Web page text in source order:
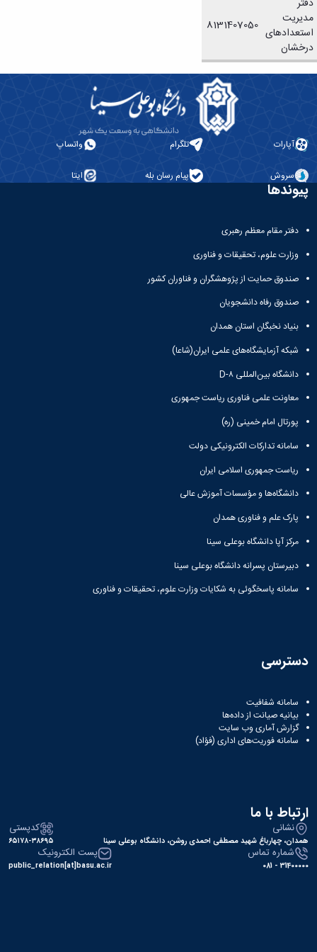
با ما
آدرس
و
نفت
علوم
معماری
دامپزشکی
دانشکده
دانشکده
علوم
اقتصادی
و
دانشکده
علوم
ورزشی
دانشکده
اقماری
فنی
و
منابع
تویسرکان
فنی
مهندسی
کبودرآهنگ
مدیریت
و
رزن
صنایع
غذایی
برنامه
های
آموزش
های
آزاد
برنامه
فارسی
زبانان
آموزش
های
مدیریت
استعدادهای
درخشان
8131407050
آپارات تلگرام واتساپ
سروش پیام رسان بله ایتا
پیوندها
دفتر مقام معظم رهبری
وزارت علوم، تحقیقات و فناوری
صندوق حمایت از پژوهشگران و فناوران کشور
صندوق رفاه دانشجویان
بنیاد نخبگان استان همدان
شبکه آزمایشگاه‌های علمی ایران(شاعا)
دانشگاه بین‌المللی D-۸
معاونت علمی فناوری ریاست جمهوری
پورتال امام خمینی (ره)
سامانه تدارکات الکترونیکی دولت
ریاست جمهوری اسلامی ایران
دانشگاه‌ها و مؤسسات آموزش عالی
پارک علم و فناوری همدان
مرکز آپا دانشگاه بوعلی سینا
دبیرستان پسرانه دانشگاه بوعلی سینا
سامانه پاسخگوئی به شکایات وزارت علوم، تحقیقات و فناوری
دسترسی
سامانه شفافیت
بیانیه صیانت از داده‌ها
گزارش آماری وب‌ سایت
سامانه فوریت‌های اداری (فؤاد)
ارتباط با ما
نشانی
همدان، چهارباغ شهید مصطفی احمدی روشن، دانشگاه بوعلی سینا
کدپستی
۶۵۱۷۸-۳۸۶۹۵
شماره تماس
31400000 - 081
پست الکترونیک
public_relation[at]basu.ac.ir